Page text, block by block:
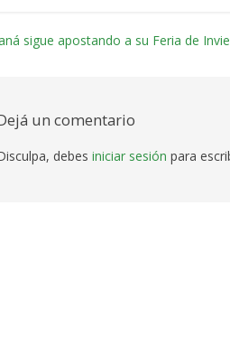
sigue apostando a su Feria de
un comentario
debesiniciar sesión para